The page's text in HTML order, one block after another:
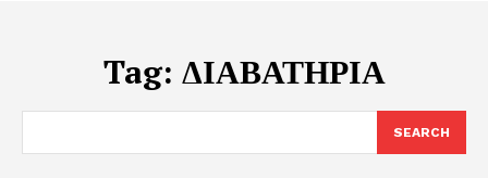
Tag: ΔΙΑΒΑΤΗΡΙΑ
SEARCH